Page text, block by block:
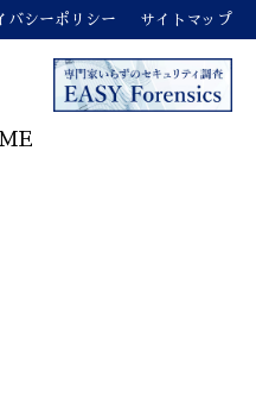
バシーポリシー サイトマップ